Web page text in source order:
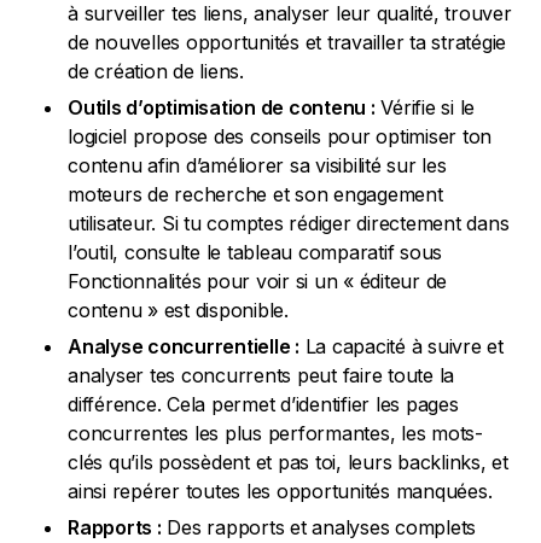
à surveiller tes liens, analyser leur qualité, trouver
de nouvelles opportunités et travailler ta stratégie
de création de liens.
Outils d’optimisation de contenu : Vérifie si le
logiciel propose des conseils pour optimiser ton
contenu afin d’améliorer sa visibilité sur les
moteurs de recherche et son engagement
utilisateur. Si tu comptes rédiger directement dans
l’outil, consulte le tableau comparatif sous
Fonctionnalités pour voir si un « éditeur de
contenu » est disponible.
Analyse concurrentielle : La capacité à suivre et
analyser tes concurrents peut faire toute la
différence. Cela permet d’identifier les pages
concurrentes les plus performantes, les mots-
clés qu’ils possèdent et pas toi, leurs backlinks, et
ainsi repérer toutes les opportunités manquées.
Rapports : Des rapports et analyses complets